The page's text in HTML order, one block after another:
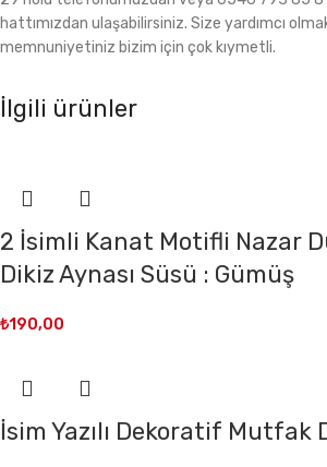
hattımızdan ulaşabilirsiniz. Size yardımcı
memnuniyetiniz bizim için çok kıymetli.
İlgili ürünler
2 İsimli Kanat Motifli Nazar
Dikiz Aynası Süsü : Gümüş
₺190,00
İsim Yazılı Dekoratif Mutfak